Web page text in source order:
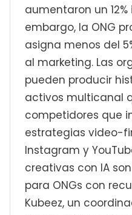
aumentaron un
embargo, la ONG
asigna menos del
al marketing. Las
pueden producir
activos multicanal
competidores que
estrategias video-
Instagram y
creativas con IA
para ONGs con
Kubeez, un